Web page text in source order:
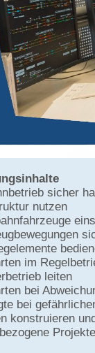
sicher
nutzen
im
leiten
bei
bei
konstruieren